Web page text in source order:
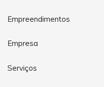
Empreendimentos
Empresa
Serviços